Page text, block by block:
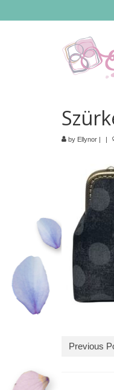
by Ellynor | |
Previous